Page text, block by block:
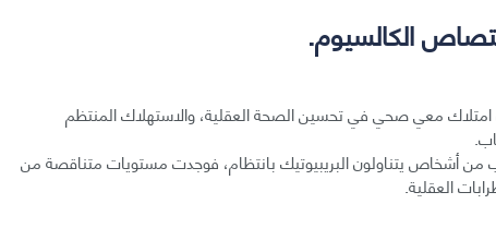
الكالسيوم.
امتلاك معي صحي في تحسين الصحة العقلية، والاستهلاك المنتظم
أشخاص يتناولون البريبيوتيك بانتظام، فوجدت مستويات متناقصة من
العقلية.